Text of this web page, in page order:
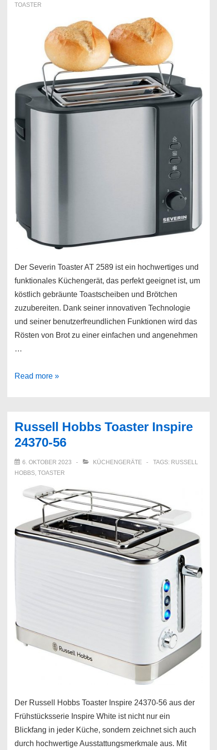
TOASTER
Der Severin Toaster AT 2589 ist ein hochwertiges und
funktionales Küchengerät, das perfekt geeignet ist, um
köstlich gebräunte Toastscheiben und Brötchen
zuzubereiten. Dank seiner innovativen Technologie
und seiner benutzerfreundlichen Funktionen wird das
Rösten von Brot zu einer einfachen und angenehmen
…
Severin
Read more »
Russell Hobbs Toaster Inspire
24370-56
6. OKTOBER 2023 KÜCHENGERÄTE TAGS: RUSSELL
HOBBS, TOASTER
Der Russell Hobbs Toaster Inspire 24370-56 aus der
Frühstücksserie Inspire White ist nicht nur ein
Blickfang in jeder Küche, sondern zeichnet sich auch
durch hochwertige Ausstattungsmerkmale aus. Mit